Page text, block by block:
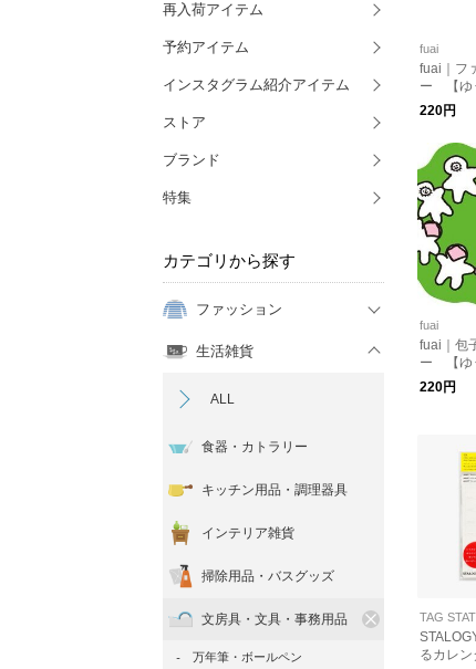
再入荷アイテム
予約アイテム
インスタグラム紹介アイテム
ストア
ブランド
特集
カテゴリから探す
ファッション
生活雑貨
ALL
食器・カトラリー
キッチン用品・調理器具
インテリア雑貨
掃除用品・バスグッズ
文房具・文具・事務用品
万年筆・ボールペン
fuai
fuai｜フ
ー 【ゆ
220円
fuai
fuai｜包
ー 【ゆ
220円
TAG
るカレ